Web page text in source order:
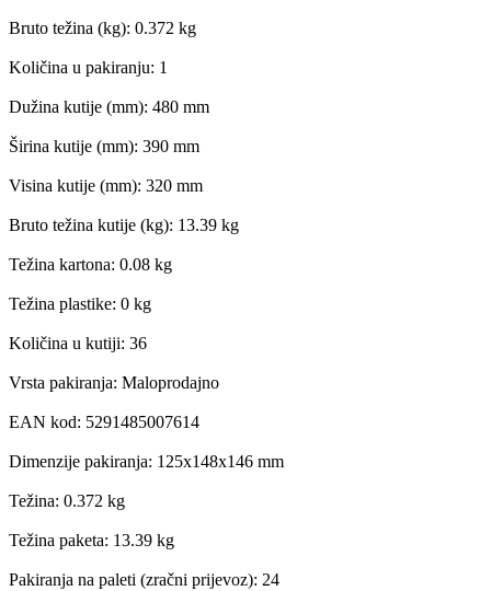
Bruto težina (kg): 0.372 kg
Količina u pakiranju: 1
Dužina kutije (mm): 480 mm
Širina kutije (mm): 390 mm
Visina kutije (mm): 320 mm
Bruto težina kutije (kg): 13.39 kg
Težina kartona: 0.08 kg
Težina plastike: 0 kg
Količina u kutiji: 36
Vrsta pakiranja: Maloprodajno
EAN kod: 5291485007614
Dimenzije pakiranja: 125x148x146 mm
Težina: 0.372 kg
Težina paketa: 13.39 kg
Pakiranja na paleti (zračni prijevoz): 24